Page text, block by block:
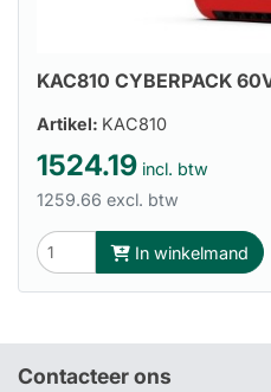
KAC810 CYBERPACK
Artikel: KAC810
1524.19 incl. btw
1259.66 excl. btw
In winkelmand
Contacteer ons